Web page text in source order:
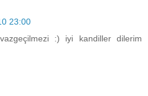
23:00
:) iyi kandiller dilerim